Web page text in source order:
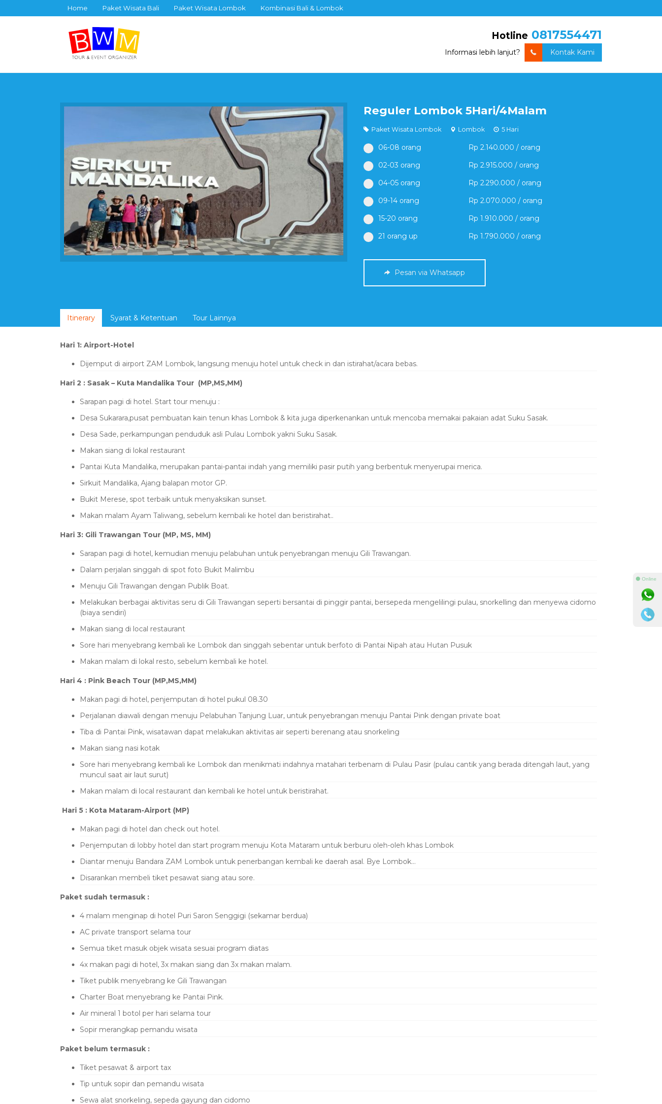
Home Paket Wisata Bali Paket Wisata Lombok Kombinasi Bali & Lombok
Hotline 0817554471
Informasi lebih lanjut? Kontak Kami
Reguler Lombok 5Hari/4Malam
Paket Wisata Lombok Lombok 5 Hari
06-08 orang
Rp 2.140.000 / orang
02-03 orang
Rp 2.915.000 / orang
04-05 orang
Rp 2.290.000 / orang
09-14 orang
Rp 2.070.000 / orang
15-20 orang
Rp 1.910.000 / orang
21 orang up
Rp 1.790.000 / orang
Pesan via Whatsapp
Itinerary Syarat & Ketentuan Tour Lainnya
Hari 1: Airport-Hotel
Dijemput di airport ZAM Lombok, langsung menuju hotel untuk check in dan istirahat/acara bebas.
Hari 2 : Sasak – Kuta Mandalika Tour (MP,MS,MM)
Sarapan pagi di hotel. Start tour menuju :
Desa Sukarara,pusat pembuatan kain tenun khas Lombok & kita juga diperkenankan untuk mencoba memakai pakaian adat Suku Sasak.
Desa Sade, perkampungan penduduk asli Pulau Lombok yakni Suku Sasak.
Makan siang di lokal restaurant
Pantai Kuta Mandalika, merupakan pantai-pantai indah yang memiliki pasir putih yang berbentuk menyerupai merica.
Sirkuit Mandalika, Ajang balapan motor GP.
Bukit Merese, spot terbaik untuk menyaksikan sunset.
Makan malam Ayam Taliwang, sebelum kembali ke hotel dan beristirahat..
Hari 3: Gili Trawangan Tour (MP, MS, MM)
Sarapan pagi di hotel, kemudian menuju pelabuhan untuk penyebrangan menuju Gili Trawangan.
Dalam perjalan singgah di spot foto Bukit Malimbu
Menuju Gili Trawangan dengan Publik Boat.
Melakukan berbagai aktivitas seru di Gili Trawangan seperti bersantai di pinggir pantai, bersepeda mengelilingi pulau, snorkelling dan menyewa cidomo
(biaya sendiri)
Makan siang di local restaurant
Sore hari menyebrang kembali ke Lombok dan singgah sebentar untuk berfoto di Pantai Nipah atau Hutan Pusuk
Makan malam di lokal resto, sebelum kembali ke hotel.
Hari 4 : Pink Beach Tour (MP,MS,MM)
Makan pagi di hotel, penjemputan di hotel pukul 08.30
Perjalanan diawali dengan menuju Pelabuhan Tanjung Luar, untuk penyebrangan menuju Pantai Pink dengan private boat
Tiba di Pantai Pink, wisatawan dapat melakukan aktivitas air seperti berenang atau snorkeling
Makan siang nasi kotak
Sore hari menyebrang kembali ke Lombok dan menikmati indahnya matahari terbenam di Pulau Pasir (pulau cantik yang berada ditengah laut, yang
muncul saat air laut surut)
Makan malam di local restaurant dan kembali ke hotel untuk beristirahat.
Hari 5 : Kota Mataram-Airport (MP)
Makan pagi di hotel dan check out hotel.
Penjemputan di lobby hotel dan start program menuju Kota Mataram untuk berburu oleh-oleh khas Lombok
Diantar menuju Bandara ZAM Lombok untuk penerbangan kembali ke daerah asal. Bye Lombok…
Disarankan membeli tiket pesawat siang atau sore.
Paket sudah termasuk :
4 malam menginap di hotel Puri Saron Senggigi (sekamar berdua)
AC private transport selama tour
Semua tiket masuk objek wisata sesuai program diatas
4x makan pagi di hotel, 3x makan siang dan 3x makan malam.
Tiket publik menyebrang ke Gili Trawangan
Charter Boat menyebrang ke Pantai Pink.
Air mineral 1 botol per hari selama tour
Sopir merangkap pemandu wisata
Paket belum termasuk :
Tiket pesawat & airport tax
Tip untuk sopir dan pemandu wisata
Sewa alat snorkeling, sepeda gayung dan cidomo
⚫ Online